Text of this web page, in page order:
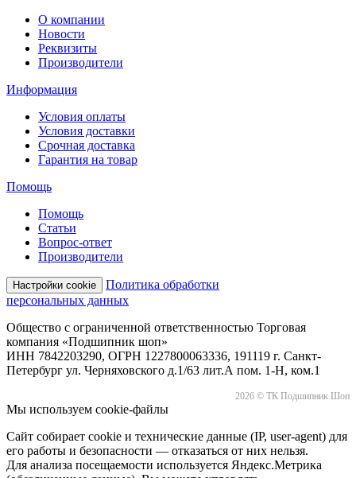
О компании
Новости
Реквизиты
Производители
Информация
Условия оплаты
Условия доставки
Срочная доставка
Гарантия на товар
Помощь
Помощь
Статьи
Вопрос-ответ
Производители
Настройки cookie
Политика обработки
персональных данных
Общество с ограниченной ответственностью Торговая
компания «Подшипник шоп»
ИНН 7842203290, ОГРН 1227800063336, 191119 г. Санкт-
Петербург ул. Черняховского д.1/63 лит.А пом. 1-Н, ком.1
2026 © ТК Подшипник Шоп
Мы используем cookie-файлы
Сайт собирает cookie и технические данные (IP, user-agent) для
его работы и безопасности — отказаться от них нельзя.
Для анализа посещаемости используется Яндекс.Метрика